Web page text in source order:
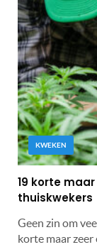
KWEKEN
19 korte
thuiskwekers
Geen zin om
korte maar